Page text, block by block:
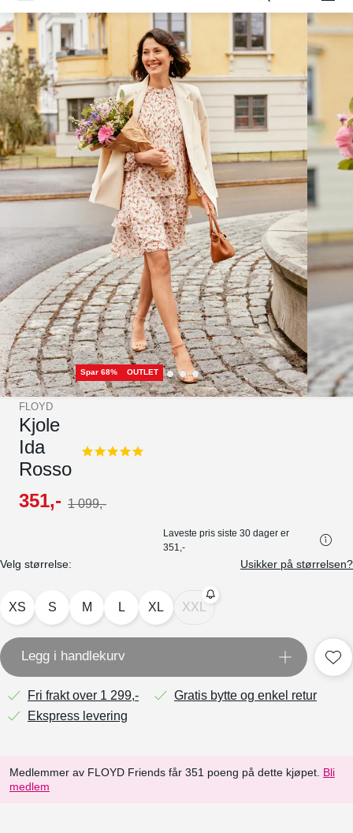
Spar 68% OUTLET
FLOYD
Kjole
Ida
Rosso
5.0
351,- 1 099,-
Laveste pris siste 30 dager er
351,-
Velg størrelse: Usikker på størrelsen?
XS S M L XL XXL
Legg i handlekurv
Fri frakt over 1 299,-
Gratis bytte og enkel retur
Ekspress levering
Medlemmer av FLOYD Friends får 351 poeng på dette kjøpet. Bli
medlem